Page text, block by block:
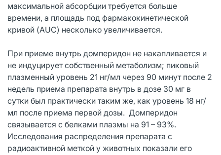
максимальной абсорбции требуется больше
времени, а площадь под фармакокинетической
кривой (AUC) несколько увеличивается.
При приеме внутрь домперидон не накапливается и
не индуцирует собственный метаболизм; пиковый
плазменный уровень 21 нг/мл через 90 минут после 2
недель приема препарата внутрь в дозе 30 мг в
сутки был практически таким же, как уровень 18 нг/
мл после приема первой дозы. Домперидон
связывается с белками плазмы на 91 – 93%.
Исследования распределения препарата с
радиоактивной меткой у животных показали его